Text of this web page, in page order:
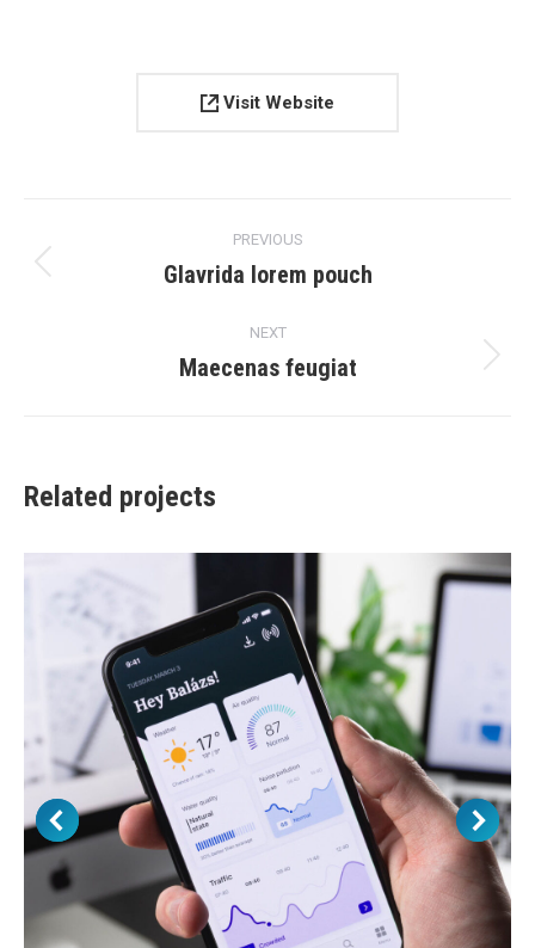
Visit Website
navigation
PREVIOUS
Previous
Glavrida lorem pouch
NEXT
Next
Maecenas feugiat
Related projects